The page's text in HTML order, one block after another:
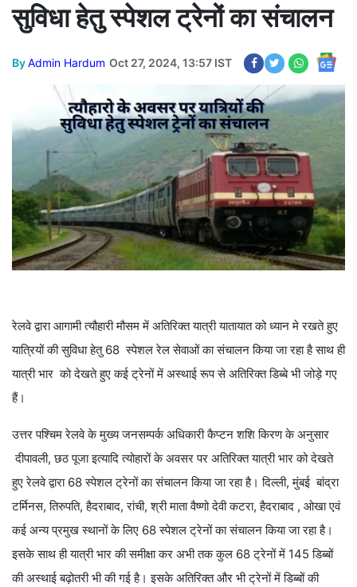
सुविधा हेतु स्पेशल ट्रेनों का संचालन
ByAdmin Hardum Oct 27, 2024, 13:57 IST
रेलवे द्वारा आगामी त्यौहारी मौसम में अतिरिक्त यात्री यातायात को ध्यान मे रखते हुए
यात्रियों की सुविधा हेतु 68 स्पेशल रेल सेवाओं का संचालन किया जा रहा है साथ ही
यात्री भार को देखते हुए कई ट्रेनों में अस्थाई रूप से अतिरिक्त डिब्बे भी जोड़े गए
हैं।
उत्तर पश्चिम रेलवे के मुख्य जनसम्पर्क अधिकारी कैप्टन शशि किरण के अनुसार
दीपावली, छठ पूजा इत्यादि त्योहारों के अवसर पर अतिरिक्त यात्री भार को देखते
हुए रेलवे द्वारा 68 स्पेशल ट्रेनों का संचालन किया जा रहा है। दिल्ली, मुंबई बांद्रा
टर्मिनस, तिरुपति, हैदराबाद, रांची, श्री माता वैष्णो देवी कटरा, हैदराबाद , ओखा एवं
कई अन्य प्रमुख स्थानों के लिए 68 स्पेशल ट्रेनों का संचालन किया जा रहा है।
इसके साथ ही यात्री भार की समीक्षा कर अभी तक कुल 68 ट्रेनों में 145 डिब्बों
की अस्थाई बढ़ोतरी भी की गई है। इसके अतिरिक्त और भी ट्रेनों में डिब्बों की